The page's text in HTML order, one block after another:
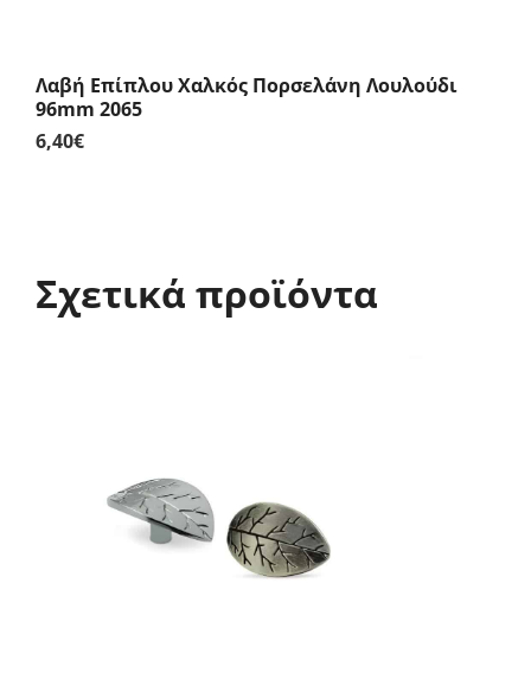
Λαβή Επίπλου Χαλκός Πορσελάνη Λουλούδι
96mm 2065
6,40€
Σχετικά προϊόντα